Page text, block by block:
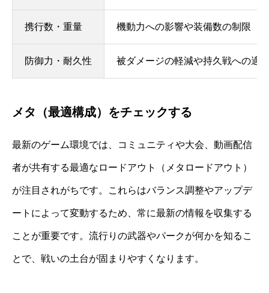
携行数・重量 機動力への影響や装備数の制限
防御力・耐久性 被ダメージの軽減や持久戦への適
メタ（最適構成）をチェックする
最新のゲーム環境では、コミュニティや大会、動画配信
者が共有する最適なロードアウト（メタロードアウト）
が注目されがちです。これらはバランス調整やアップデ
ートによって変動するため、常に最新の情報を収集する
ことが重要です。流行りの武器やパークが何かを知るこ
とで、戦いの土台が固まりやすくなります。